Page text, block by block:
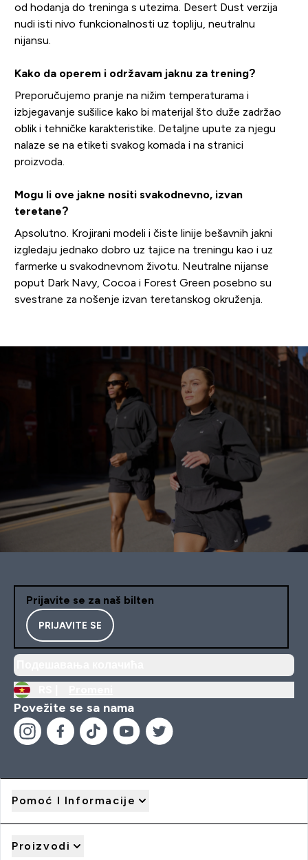
od hodanja do treninga s utezima. Desert Dust verzija
nudi isti nivo funkcionalnosti uz topliju, neutralnu
nijansu.
Kako da operem i održavam jaknu za trening?
Preporučujemo pranje na nižim temperaturama i
izbjegavanje sušilice kako bi materijal što duže zadržao
oblik i tehničke karakteristike. Detaljne upute za njegu
nalaze se na etiketi svakog komada i na stranici
proizvoda.
Mogu li ove jakne nositi svakodnevno, izvan
teretane?
Apsolutno. Krojirani modeli i čiste linije bešavnih jakni
izgledaju jednako dobro uz tajice na treningu kao i uz
farmerke u svakodnevnom životu. Neutralne nijanse
poput Dark Navy, Cocoa i Forest Green posebno su
svestrane za nošenje izvan teretanskog okruženja.
Prijavite se za naš bilten
PRIJAVITE SE
Povežite se sa nama
Pomoć I Informacije
Proizvodi